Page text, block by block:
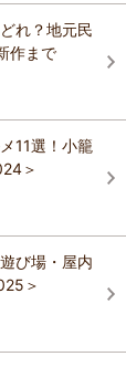
れ？地元民
作まで
11選！小籠
＞
び場・屋内
＞